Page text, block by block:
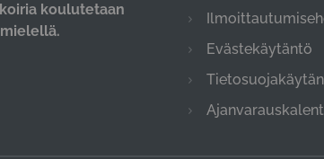
koulutetaan
Evästekäytäntö